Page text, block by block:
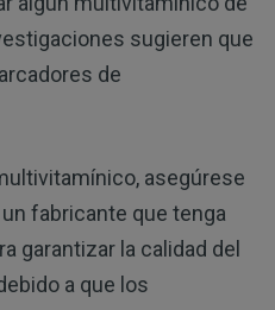
sugieren que
de
asegúrese
fabricante que tenga
garantizar la calidad del
a que los